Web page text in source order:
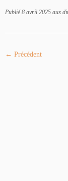
Publié 8 avril 2025 aux
← Précédent